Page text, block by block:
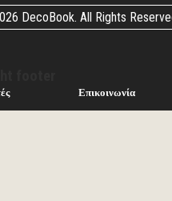
DecoBook. All Rights
Επικοινωνία